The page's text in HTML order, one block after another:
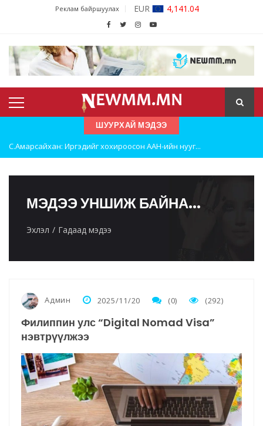
Реклам байршуулах EUR 4,141.04
ШУУРХАЙ МЭДЭЭ
С.Амарсайхан: Иргэдийг хохироосон ААН-ийн нууг...
Шатахууны нөөцийг нэмэгдүүлэх, доголдлыг арилг...
Улаанбаатарт хоногт 250 м³ лаг боловсруулах ү...
МЭДЭЭ УНШИЖ БАЙНА...
Эхлэл Гадаад мэдээ
Админ 2025/11/20 (0) (292)
Филиппин улс “Digital Nomad Visa”
нэвтрүүлжээ